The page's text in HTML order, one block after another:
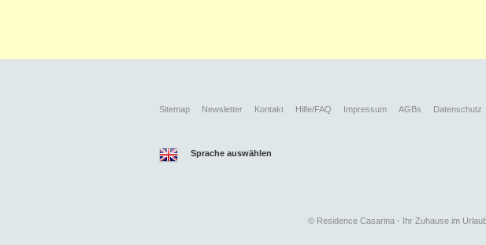
Sitemap Newsletter Kontakt Hilfe/FAQ Impressum AGBs Datenschutz
Sprache auswählen
©Residence Casarina - Ihr Zuhause im